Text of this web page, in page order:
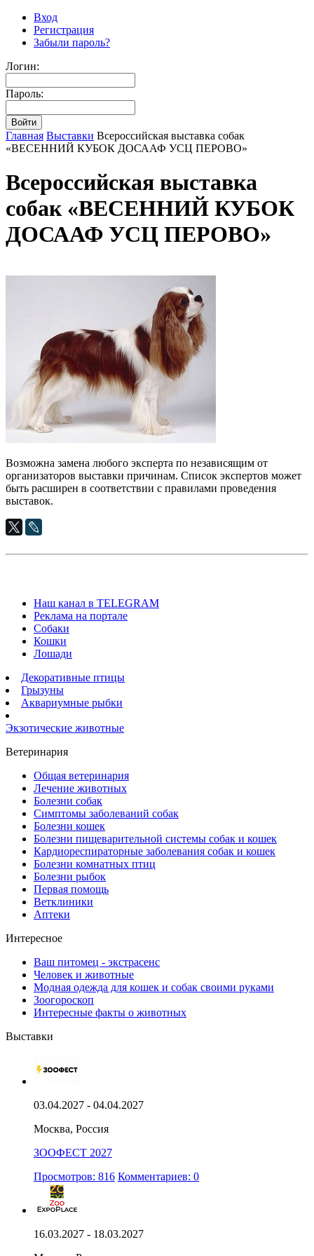
Вход
Регистрация
Забыли пароль?
Логин:
Пароль:
Главная Выставки Всероссийская выставка собак
«ВЕСЕННИЙ КУБОК ДОСААФ УСЦ ПЕРОВО»
Всероссийская выставка
собак «ВЕСЕННИЙ КУБОК
ДОСААФ УСЦ ПЕРОВО»
Возможна замена любого эксперта по независящим от
организаторов выставки причинам. Список экспертов может
быть расширен в соответствии с правилами проведения
выставок.
Наш канал в TELEGRAM
Реклама на портале
Собаки
Кошки
Лошади
Декоративные птицы
Грызуны
Аквариумные рыбки
Экзотические животные
Ветеринария
Общая ветеринария
Лечение животных
Болезни собак
Симптомы заболеваний собак
Болезни кошек
Болезни пищеварительной системы собак и кошек
Кардиореспираторные заболевания собак и кошек
Болезни комнатных птиц
Болезни рыбок
Первая помощь
Ветклиники
Аптеки
Интересное
Ваш питомец - экстрасенс
Человек и животные
Модная одежда для кошек и собак своими руками
Зоогороскоп
Интересные факты о животных
Выставки
03.04.2027 - 04.04.2027
Москва, Россия
ЗООФЕСТ 2027
Просмотров: 816 Комментариев: 0
16.03.2027 - 18.03.2027